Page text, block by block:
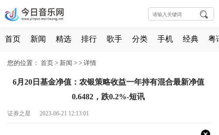
首页 新闻 精选 排行 歌手 分类 手机 经典 粤
您的位置： 首页 > 新闻 > > 详情
6月20日基金净值：农银策略收益一年持有混合最新净值
0.6482，跌0.2%-短讯
证券之星 2023-06-21 12:13:01